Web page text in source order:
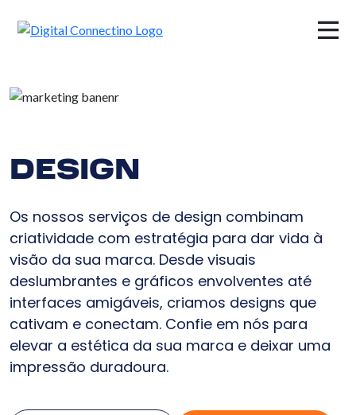
×
DESIGN
Os nossos serviços de design combinam
criatividade com estratégia para dar vida à
visão da sua marca. Desde visuais
deslumbrantes e gráficos envolventes até
interfaces amigáveis, criamos designs que
cativam e conectam. Confie em nós para
elevar a estética da sua marca e deixar uma
impressão duradoura.